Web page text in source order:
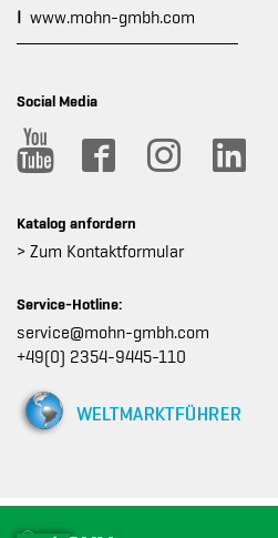
I www.mohn-gmbh.com
Social Media
Katalog anfordern
> Zum Kontaktformular
Service-Hotline:
service@mohn-gmbh.com
+49(0) 2354-9445-110